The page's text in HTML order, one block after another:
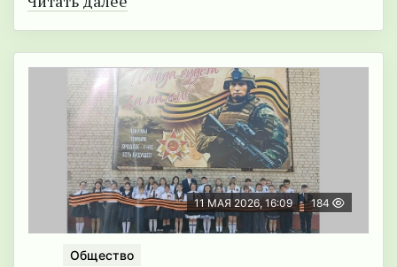
11 МАЯ 2026, 16:09 184
Общество